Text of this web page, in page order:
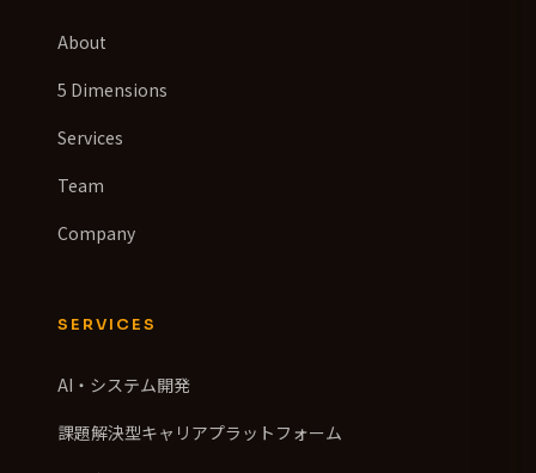
About
5 Dimensions
Services
Team
Company
SERVICES
AI・システム開発
課題解決型キャリアプラットフォーム